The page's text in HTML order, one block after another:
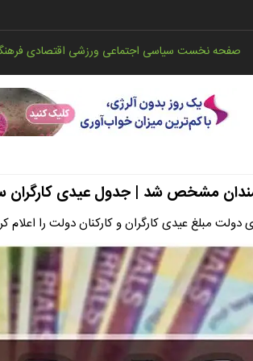
صفحه نخستسیاسی اجتماعی ورزشی اقتصادی
شد | جدول عیدی کارگران سال 1403 | عیدی کارگران کی واریز
مبلغ عیدی کارگران و کارکنان دولت را اعلام